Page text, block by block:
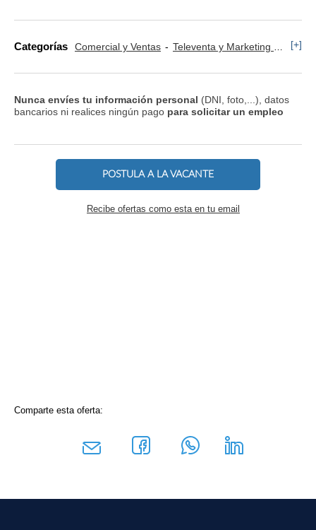
Categorías Comercial y Ventas Televenta y Marketing Telefónico [+]
Nunca envíes tu información personal (DNI, foto,...), datos
bancarios ni realices ningún pago para solicitar un empleo
POSTULA A LA VACANTE
Recibe ofertas como esta en tu email
Comparte esta oferta: